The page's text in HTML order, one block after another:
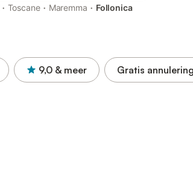
· Toscane · Maremma · Follonica
9,0 & meer Gratis